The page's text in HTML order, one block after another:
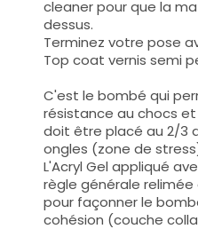
cleaner pour que la
dessus.
Terminez votre pose
Top coat vernis semi
C'est le bombé qui
résistance au chocs
doit être placé au 2/3
ongles (zone de
L'Acryl Gel appliqué
règle générale
pour façonner le
cohésion (couche